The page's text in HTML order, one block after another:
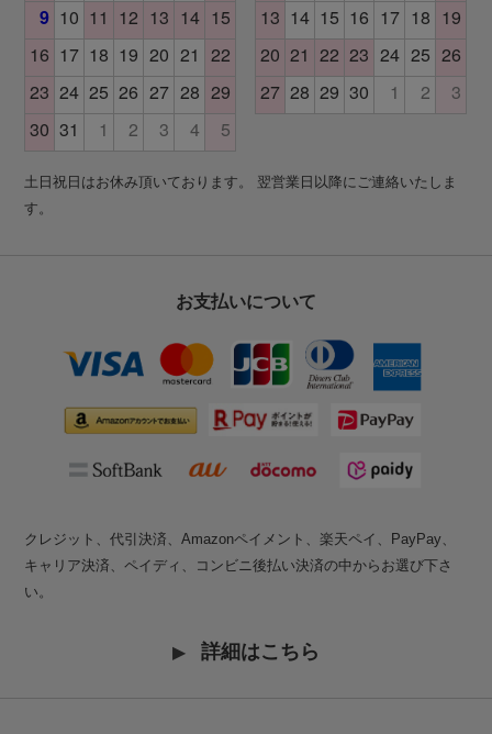
土日祝日はお休み頂いております。 翌営業日以降にご連絡いたしま
す。
お支払いについて
クレジット、代引決済、Amazonペイメント、楽天ペイ、PayPay、
キャリア決済、ペイディ、コンビニ後払い決済の中からお選び下さ
い。
詳細はこちら